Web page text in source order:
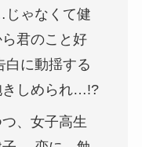
ゃなくて健
君のこと好
白に動揺する
きしめられ…!?
、女子高生